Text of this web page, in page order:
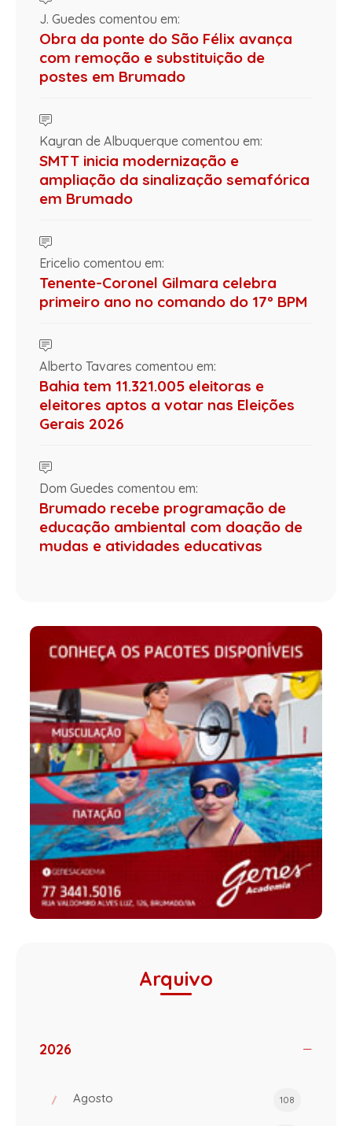
J. Guedes comentou em:
Obra da ponte do São Félix avança
com remoção e substituição de
postes em Brumado
Kayran de Albuquerque comentou em:
SMTT inicia modernização e
ampliação da sinalização semafórica
em Brumado
Ericelio comentou em:
Tenente-Coronel Gilmara celebra
primeiro ano no comando do 17º BPM
Alberto Tavares comentou em:
Bahia tem 11.321.005 eleitoras e
eleitores aptos a votar nas Eleições
Gerais 2026
Dom Guedes comentou em:
Brumado recebe programação de
educação ambiental com doação de
mudas e atividades educativas
Arquivo
2026
Agosto 108